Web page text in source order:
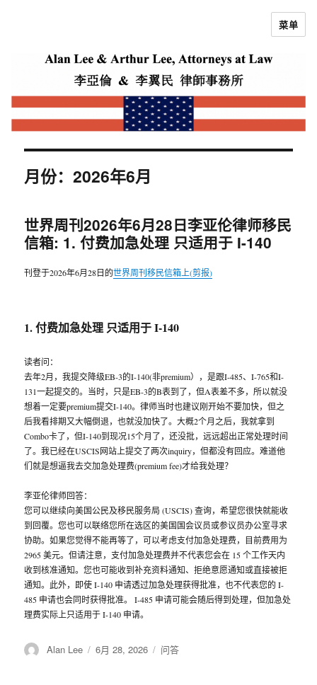
菜单
月份：2026年6月
世界周刊2026年6月28日李亚伦律师移民
信箱: 1. 付费加急处理 只适用于 I-140
刊登于2026年6月28日的世界周刊移民信箱上(剪报)
1. 付费加急处理 只适用于 I-140
读者问：
去年2月，我提交降级EB-3的I-140(非premium），是跟I-485、I-765和I-
131一起提交的。当时，只是EB-3的B表到了，但A表差不多，所以就没
想着一定要premium提交I-140。律师当时也建议刚开始不要加快，但之
后我看排期又大幅倒退，也就没加快了。大概2个月之后，我就拿到
Combo卡了，但I-140到现况15个月了，还没批，远远超出正常处理时间
了。我已经在USCIS网站上提交了两次inquiry，但都没有回应。难道他
们就是想逼我去交加急处理费(premium fee)才给我处理？
李亚伦律师回答：
您可以继续向美国公民及移民服务局 (USCIS) 查询，希望您很快就能收
到回覆。您也可以联络您所在选区的美国国会议员或参议员办公室寻求
协助。如果您觉得不能再等了，可以考虑支付加急处理费，目前费用为
2965 美元。但请注意，支付加急处理费并不代表您会在 15 个工作天内
收到核准通知。您也可能收到补充资料通知、拒绝意愿通知或直接被拒
通知。此外，即使 I-140 申请透过加急处理获得批准，也不代表您的 I-
485 申请也会同时获得批准。 I-485 申请可能会随后得到处理，但加急处
理费实际上只适用于 I-140 申请。
作
Alan Lee
发
6月 28, 2026
分
问答